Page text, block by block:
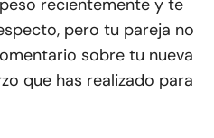
recientemente y te
pero tu pareja no
sobre tu nueva
que has realizado para